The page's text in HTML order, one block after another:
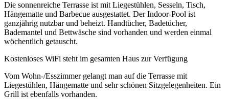
Die sonnenreiche Terrasse ist mit Liegestühlen, Sesseln, Tisch,
Hängematte und Barbecue ausgestattet. Der Indoor-Pool ist
ganzjährig nutzbar und beheizt. Handtücher, Badetücher,
Bademantel und Bettwäsche sind vorhanden und werden einmal
wöchentlich getauscht.
Kostenloses WiFi steht im gesamten Haus zur Verfügung
Vom Wohn-/Esszimmer gelangt man auf die Terrasse mit
Liegestühlen, Hängematte und sehr schönen Sitzgelegenheiten. Ein
Grill ist ebenfalls vorhanden.